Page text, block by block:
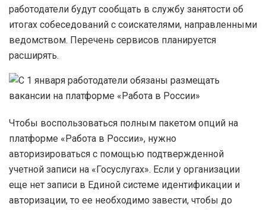
работодатели будут сообщать в службу занятости об
итогах собеседований с соискателями, направленными
ведомством. Перечень сервисов планируется
расширять.
Чтобы воспользоваться полным пакетом опций на
платформе «Работа в России», нужно
авторизироваться с помощью подтвержденной
учетной записи на «Госуслугах». Если у организации
еще нет записи в Единой системе идентификации и
авторизации, то ее необходимо завести, чтобы до